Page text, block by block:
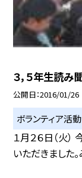
３，５年生読み
公開日 2016/01/26
ボランティア活動
１月２６日（火
いただきました